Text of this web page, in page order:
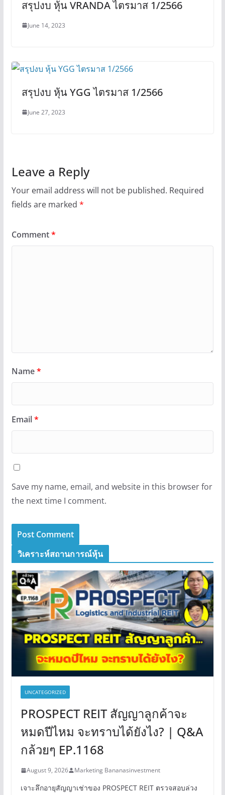
สรุปงบ หุ้น VRANDA ไตรมาส 1/2566
June 14, 2023
สรุปงบ หุ้น YGG ไตรมาส 1/2566
June 27, 2023
Leave a Reply
Your email address will not be published. Required
fields are marked *
Comment*
Name*
Email*
Save my name, email, and website in this browser for
the next time I comment.
วิเคราะห์สถานการณ์หุ้น
UNCATEGORIZED
PROSPECT REIT สัญญาลูกค้าจะ
หมดปีไหม จะทราบได้ยังไง? | Q&A
กล้วยๆ EP.1168
August 9, 2026 Marketing Bananasinvestment
เจาะลึกอายุสัญญาเช่าของ PROSPECT REIT ตรวจสอบล่วง